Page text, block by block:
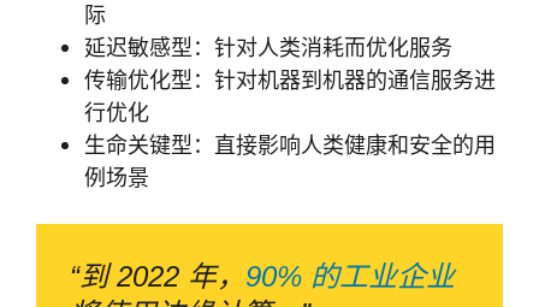
际
延迟敏感型：针对人类消耗而优化服务
传输优化型：针对机器到机器的通信服务进
行优化
生命关键型：直接影响人类健康和安全的用
例场景
“到 2022 年， 90% 的工业企业